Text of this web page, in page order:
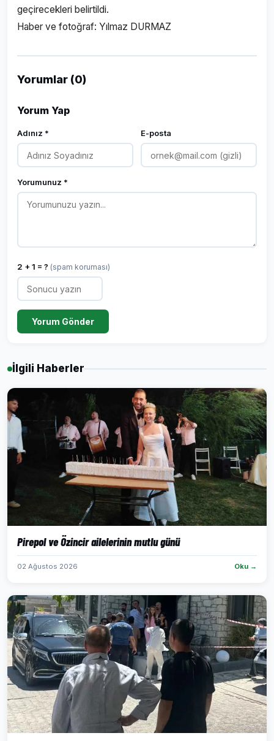
geçirecekleri belirtildi.
Haber ve fotoğraf: Yılmaz DURMAZ
Yorumlar (0)
Yorum Yap
Adınız * E-posta
Yorumunuz *
2 + 1 = ? (spam koruması)
Yorum Gönder
İlgili Haberler
Pirepol ve Özincir ailelerinin mutlu günü
02 Ağustos 2026 Oku →